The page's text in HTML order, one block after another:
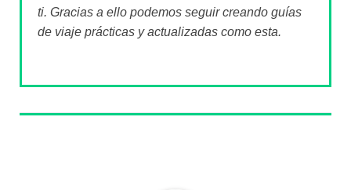
ti. Gracias a ello podemos seguir creando guías
de viaje prácticas y actualizadas como esta.